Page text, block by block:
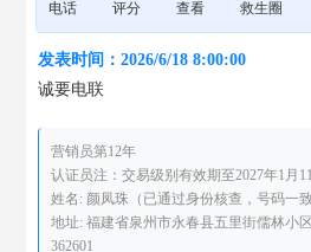
电话 评分 查看 救生圈
发表时间：2026/6/18 8:00:00
诚要电联
营销员第12年
认证员注：交易级别有效期至2027年1月11
姓名: 颜凤珠（已通过身份核查，号码一
地址: 福建省泉州市永春县五里街儒林小
362601